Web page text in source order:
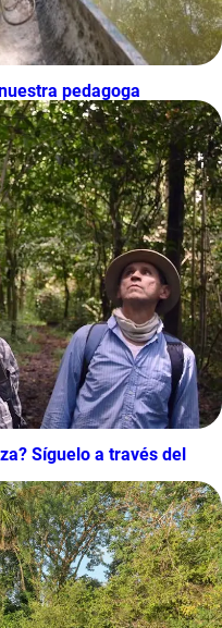
pedagoga
Síguelo a través del